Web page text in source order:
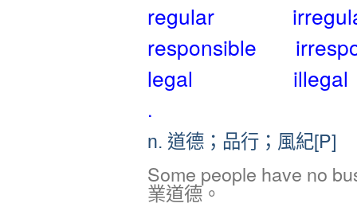
regular
responsible
legal illegal
.
n. 道德；品行；風紀[P]
Some people have no
業道德。